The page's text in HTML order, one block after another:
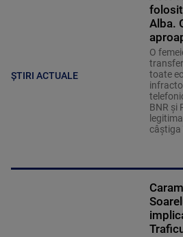
ȘTIRI ACTUALE
Alba.
O
toate
BNR şi
câştiga